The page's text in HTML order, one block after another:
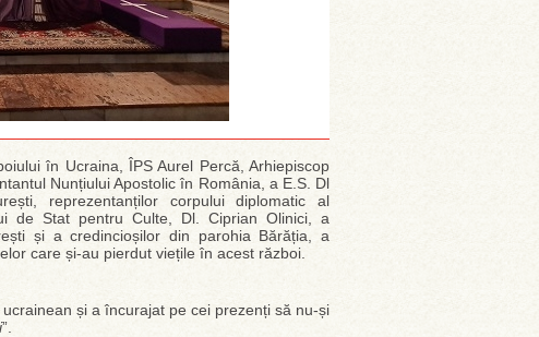
în Ucraina, ÎPS Aurel Percă, Arhiepiscop
Nunțiului Apostolic în România, a E.S. Dl
reprezentanților corpului diplomatic al
de Stat pentru Culte, Dl. Ciprian Olinici, a
și a credincioșilor din parohia Bărăția, a
care și-au pierdut viețile în acest război.
și a încurajat pe cei prezenți să nu-și
”.